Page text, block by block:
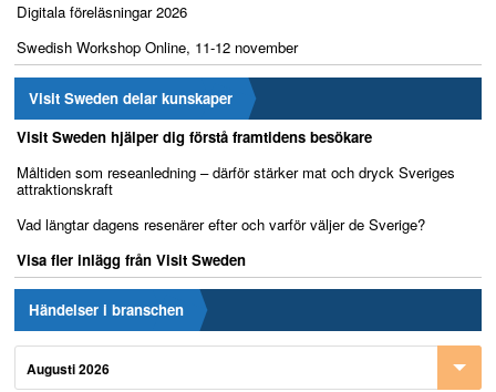
Digitala föreläsningar 2026
Swedish Workshop Online, 11-12 november
Visit Sweden delar kunskaper
Visit Sweden hjälper dig förstå framtidens besökare
Måltiden som reseanledning – därför stärker mat och dryck Sveriges
attraktionskraft
Vad längtar dagens resenärer efter och varför väljer de Sverige?
Visa fler inlägg från Visit Sweden
Händelser i branschen
Augusti 2026